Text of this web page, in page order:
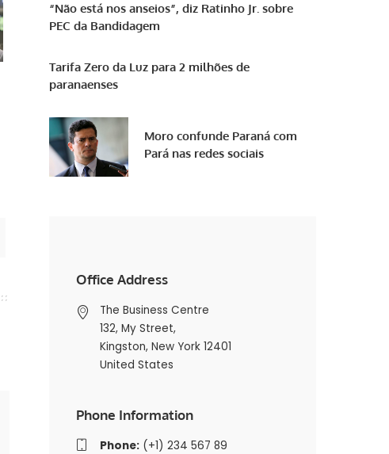
“Não está nos anseios”, diz Ratinho Jr. sobre
PEC da Bandidagem
Tarifa Zero da Luz para 2 milhões de
paranaenses
Moro confunde Paraná com
Pará nas redes sociais
Office Address
The Business Centre
132, My Street,
Kingston, New York 12401
United States
Phone Information
Phone:(+1) 234 567 89